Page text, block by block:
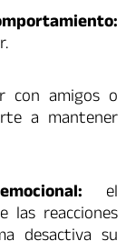
con amigos o
a mantener
el
las reacciones